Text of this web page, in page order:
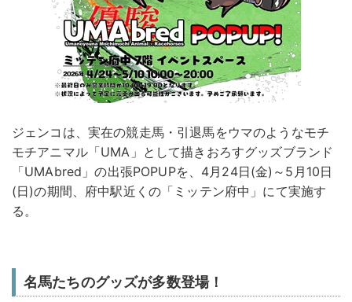
ジェンコは、実在の競走馬・引退馬をウマのようなモチ
モチアニマル「UMA」として描きおろすグッズブランド
「UMAbred」の出張POPUPを、4月24日(金)～5月10日
(日)の期間、府中駅近くの「ミッテン府中」にて実施す
る。
名馬たちのグッズが多数登場！